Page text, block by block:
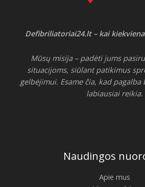
Defibriliatoriai24.lt – kai
Mūsų misija – padėti jums
situacijoms, siūlant patikimus
gelbėjimui. Esame čia, kad
labiausiai reikia.
Naudingos
Apie mus